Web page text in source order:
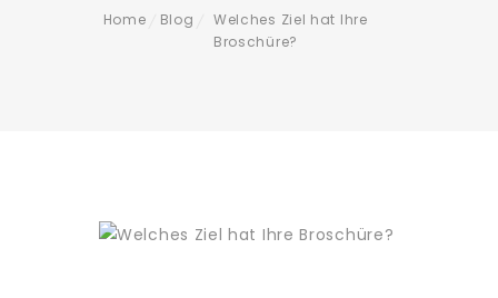
Home Blog
Welches Ziel hat Ihre
Broschüre?